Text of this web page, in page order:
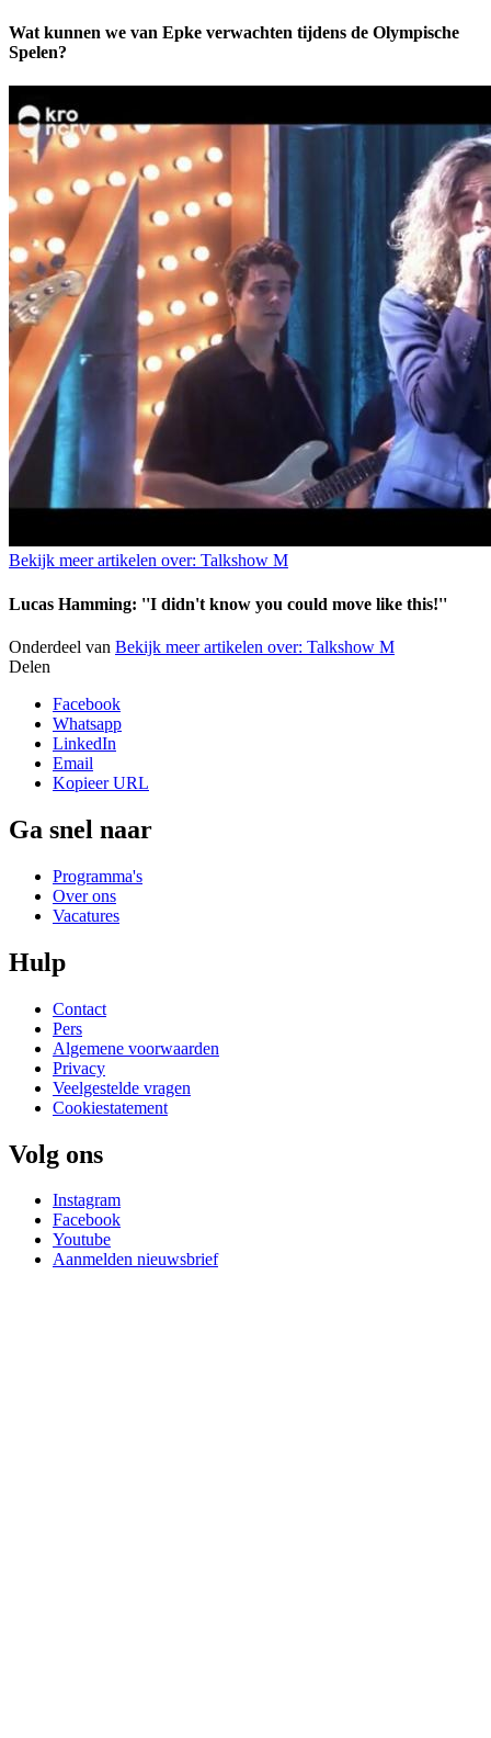
Wat kunnen we van Epke verwachten tijdens de Olympische
Spelen?
Bekijk meer artikelen over: Talkshow M
Lucas Hamming: ''I didn't know you could move like this!''
Onderdeel van Bekijk meer artikelen over: Talkshow M
Delen
Facebook
Whatsapp
LinkedIn
Email
Kopieer URL
Ga snel naar
Programma's
Over ons
Vacatures
Hulp
Contact
Pers
Algemene voorwaarden
Privacy
Veelgestelde vragen
Cookiestatement
Volg ons
Instagram
Facebook
Youtube
Aanmelden nieuwsbrief